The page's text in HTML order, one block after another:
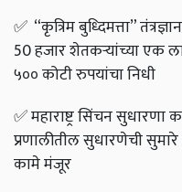
✅ “कृत्रिम बुध्दिमत्ता”
50 हजार शेतकऱ्यांच्या एक
५०० कोटी रुपयांचा निधी
✅महाराष्ट्र सिंचन सुधारणा
प्रणालीतील सुधारणेची
कामे मंजूर